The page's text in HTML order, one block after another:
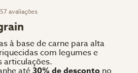
avaliações
à base de carne para alta
com legumes e
articulações.